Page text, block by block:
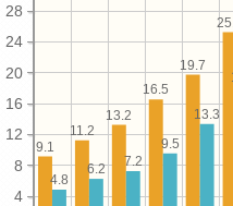
4
8
12
16
20
24
28
19.7
16.5
13.2
11.2
9.1
13.3
9.5
7.2
6.2
4.8